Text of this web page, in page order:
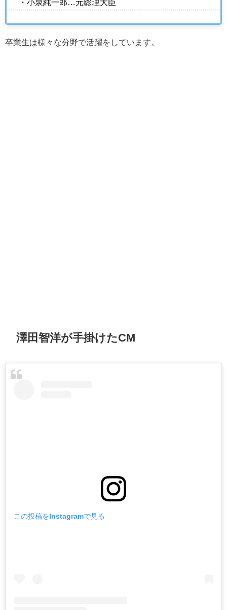
・小泉純一郎…元総理大臣
卒業生は様々な分野で活躍をしています。
澤田智洋が手掛けたCM
この投稿をInstagramで見る